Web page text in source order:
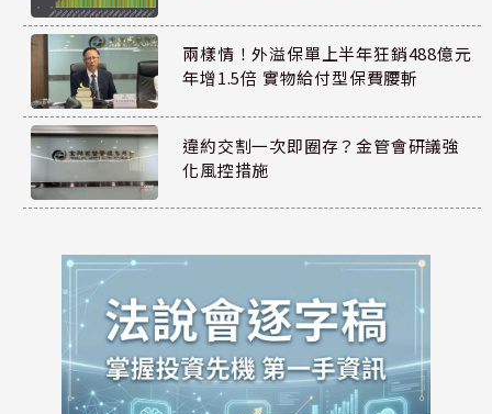
兩樣情！外溢保單上半年狂銷488億元
年增1.5倍 實物給付型保費腰斬
違約交割一次即圈存？金管會研議強
化風控措施